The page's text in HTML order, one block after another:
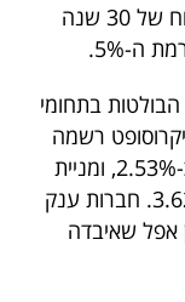
התקרבה לרמה של 4.5%. התשואה לטווח של 30 שנה
בתחומי
רשמה
ירידה של כ-3.17%, מניית אמזון איבדה כ-2.53%, ומניית
יצרנית השבבים אנבידיה נחלשה בכ-3.62%. חברות ענק
אפל שאיבדה